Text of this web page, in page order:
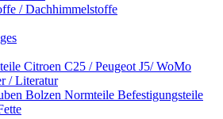
/ Dachhimmelstoffe
Citroen C25 / Peugeot J5/ WoMo
/ Literatur
Bolzen Normteile Befestigungsteile